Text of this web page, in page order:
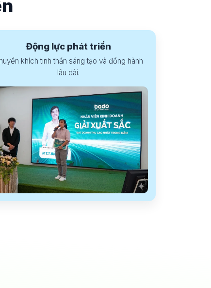
Động lực phát triển
khích tinh thần sáng tạo và đồng hành
lâu dài.